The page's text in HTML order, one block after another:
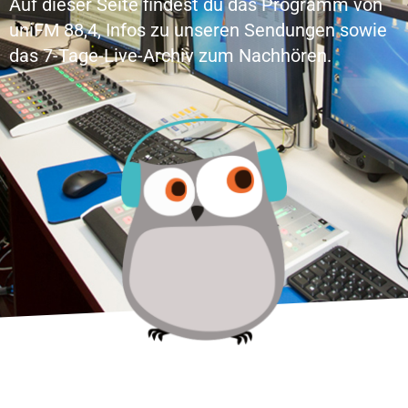
Auf dieser Seite findest du das Programm von
uniFM 88,4, Infos zu unseren Sendungen sowie
das 7-Tage-Live-Archiv zum Nachhören.